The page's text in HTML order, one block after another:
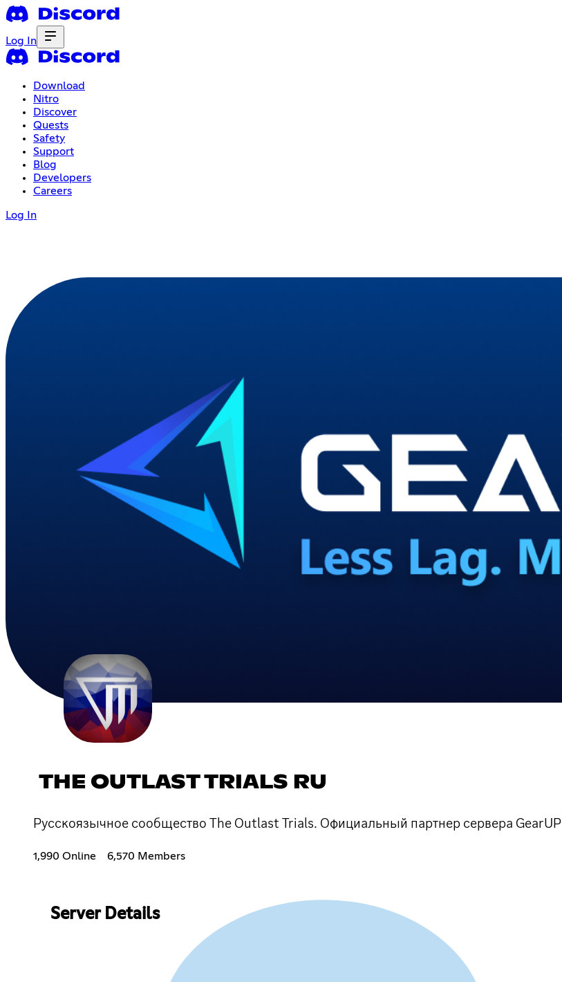
Log In
Download
Nitro
Discover
Quests
Safety
Support
Blog
Developers
Careers
Log In
THE OUTLAST TRIALS RU
Русскоязычное сообщество The Outlast Trials. Официальный партнер сервера GearUP
1,990 Online 6,570 Members
Server Details